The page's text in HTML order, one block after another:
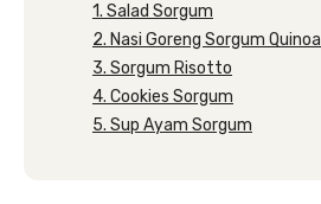
1. Salad Sorgum
2. Nasi Goreng Sorgum Quinoa
3. Sorgum Risotto
4. Cookies Sorgum
5. Sup Ayam Sorgum